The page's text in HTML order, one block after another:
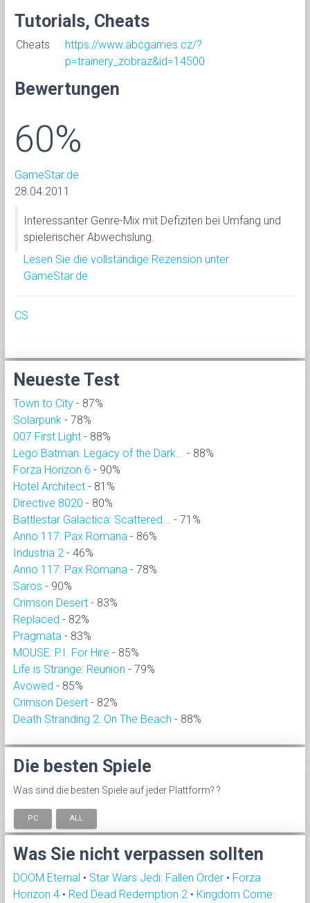
Tutorials, Cheats
Cheats
https://www.abcgames.cz/?
p=trainery_zobraz&id=14500
Bewertungen
60%
GameStar.de
28.04.2011
Interessanter Genre-Mix mit Defiziten bei Umfang und
spielerischer Abwechslung.
Lesen Sie die vollständige Rezension unter
GameStar.de
CS
Neueste Test
Town to City - 87%
Solarpunk - 78%
007 First Light - 88%
Lego Batman: Legacy of the Dark...
- 88%
Forza Horizon 6 - 90%
Hotel Architect - 81%
Directive 8020 - 80%
Battlestar Galactica: Scattered...
- 71%
Anno 117: Pax Romana - 86%
Industria 2 - 46%
Anno 117: Pax Romana - 78%
Saros - 90%
Crimson Desert - 83%
Replaced - 82%
Pragmata - 83%
MOUSE: P.I. For Hire - 85%
Life is Strange: Reunion - 79%
Avowed - 85%
Crimson Desert - 82%
Death Stranding 2: On The Beach - 88%
Die besten Spiele
Was sind die besten Spiele auf jeder Plattform? ?
PC ALL
Was Sie nicht verpassen sollten
DOOM Eternal • Star Wars Jedi: Fallen Order • Forza
Horizon 4 • Red Dead Redemption 2 • Kingdom Come: